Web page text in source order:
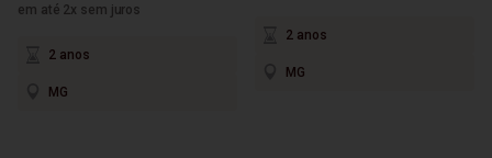
em até 2x sem juros
2 anos
MG
2 anos
MG